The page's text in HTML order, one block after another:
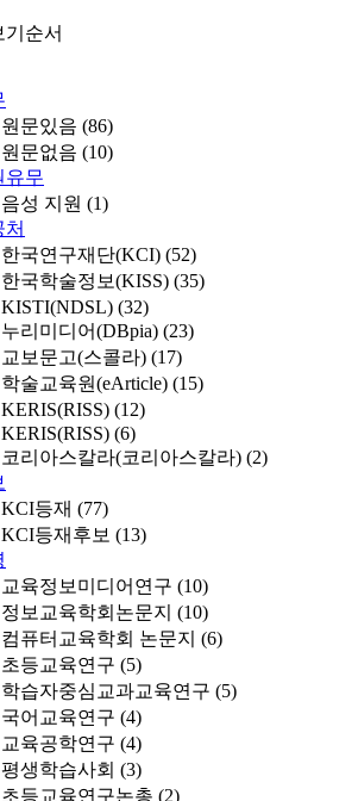
순서
원문있음 (86)
원문없음 (10)
유무
음성 지원 (1)
처
한국연구재단(KCI) (52)
한국학술정보(KISS) (35)
KISTI(NDSL) (32)
누리미디어(DBpia) (23)
교보문고(스콜라) (17)
학술교육원(eArticle) (15)
KERIS(RISS) (12)
KERIS(RISS) (6)
코리아스칼라(코리아스칼라) (2)
KCI등재 (77)
KCI등재후보 (13)
교육정보미디어연구 (10)
정보교육학회논문지 (10)
컴퓨터교육학회 논문지 (6)
초등교육연구 (5)
학습자중심교과교육연구 (5)
국어교육연구 (4)
교육공학연구 (4)
평생학습사회 (3)
초등교육연구논총 (2)